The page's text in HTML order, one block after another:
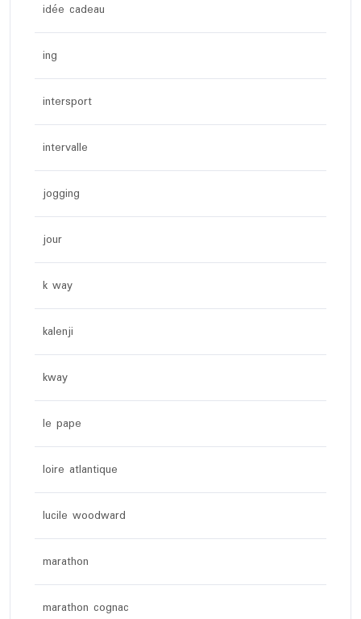
idée cadeau
ing
intersport
intervalle
jogging
jour
k way
kalenji
kway
le pape
loire atlantique
lucile woodward
marathon
marathon cognac